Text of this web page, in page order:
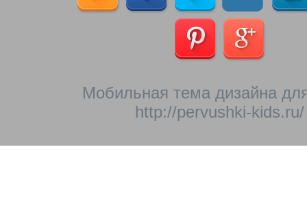
Мобильная тема дизайна
http://pervushki-kids.ru/